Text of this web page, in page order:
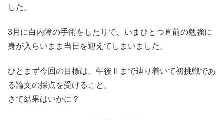
した。
3月に白内障の手術をしたりで、いまひとつ直前の勉強に
身が入らいまま当日を迎えてしまいました。
ひとまず今回の目標は、午後Ⅱまで辿り着いて初挑戦であ
る論文の採点を受けること。
さて結果はいかに？